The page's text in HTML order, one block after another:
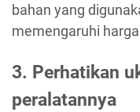
bahan yang
memengaruhi
3. Perhatikan
peralatannya